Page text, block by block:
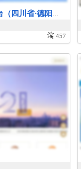
全国公共资源交易平台（四川省·德阳市）
457